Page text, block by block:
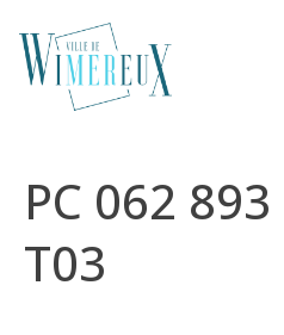
PC 062
T03